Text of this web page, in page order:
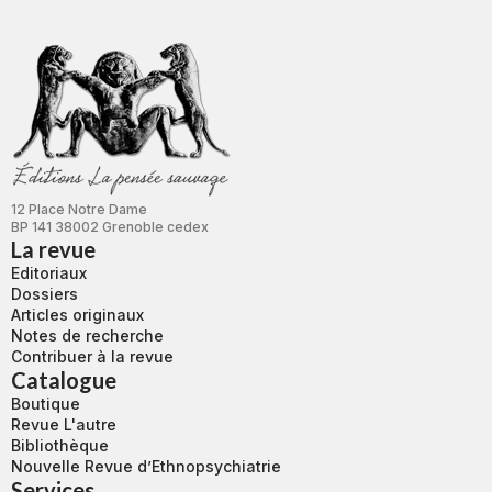
12 Place Notre Dame
BP 141 38002 Grenoble cedex
La revue
Editoriaux
Dossiers
Articles originaux
Notes de recherche
Contribuer à la revue
Catalogue
Boutique
Revue L'autre
Bibliothèque
Nouvelle Revue d’Ethnopsychiatrie